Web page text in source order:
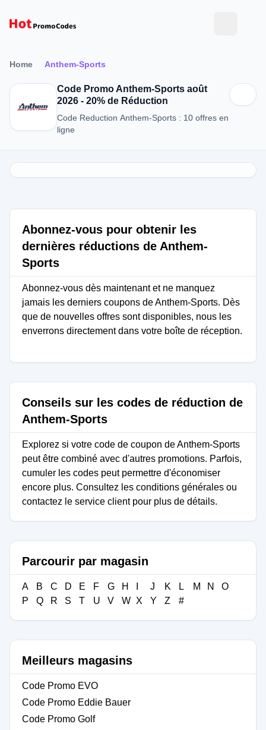
Home Anthem-Sports
Code Promo Anthem-Sports août
2026 - 20% de Réduction
Code Reduction Anthem-Sports : 10 offres en
ligne
Abonnez-vous pour obtenir les
dernières réductions de Anthem-
Sports
Abonnez-vous dès maintenant et ne manquez
jamais les derniers coupons de Anthem-Sports. Dès
que de nouvelles offres sont disponibles, nous les
enverrons directement dans votre boîte de réception.
Conseils sur les codes de réduction de
Anthem-Sports
Explorez si votre code de coupon de Anthem-Sports
peut être combiné avec d'autres promotions. Parfois,
cumuler les codes peut permettre d'économiser
encore plus. Consultez les conditions générales ou
contactez le service client pour plus de détails.
Parcourir par magasin
A B C D E F G H J K L M N
O
P
Q R S T U V W X Y Z #
Meilleurs magasins
Code Promo EVO
Code Promo Eddie Bauer
Code Promo Golf